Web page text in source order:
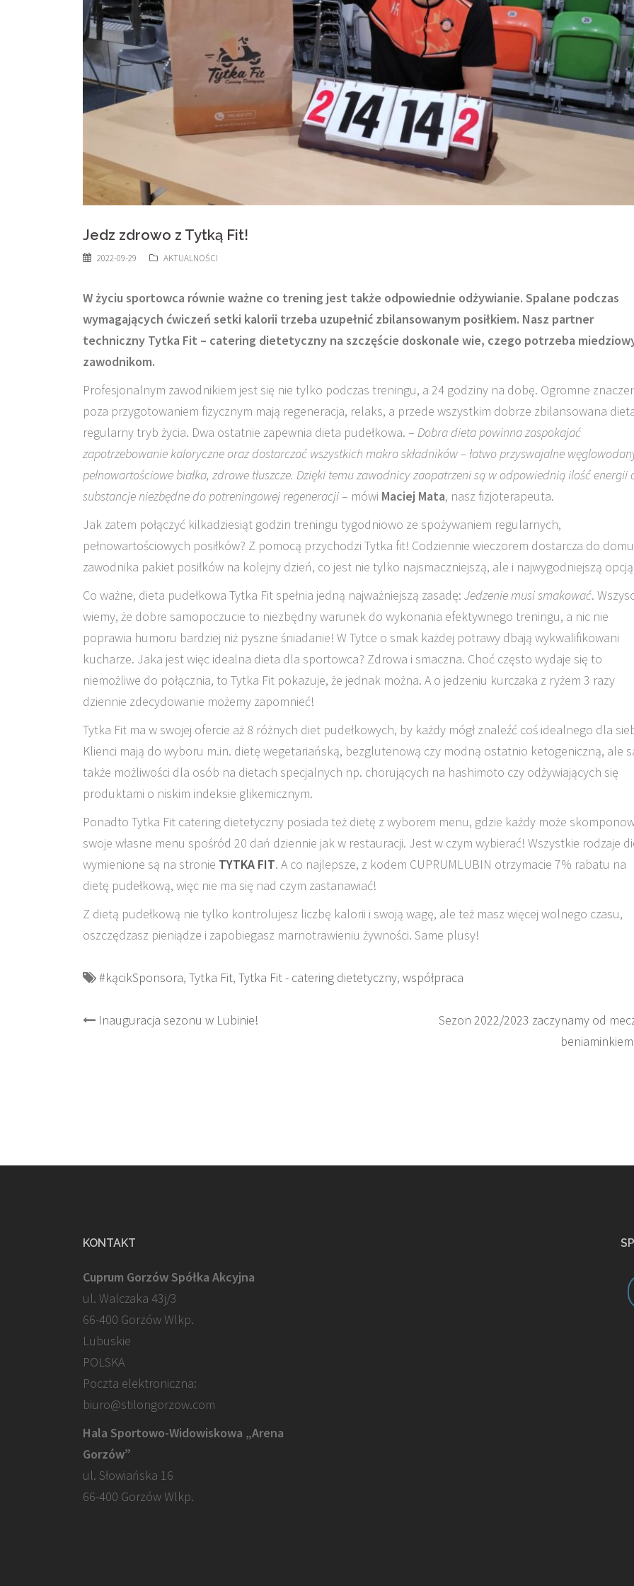
Jedz zdrowo z Tytką Fit!
2022-09-29 AKTUALNOŚCI
W życiu sportowca równie ważne co trening jest także odpowiednie odżywianie. Spalane podczas
wymagających ćwiczeń setki kalorii trzeba uzupełnić zbilansowanym posiłkiem. Nasz partner
techniczny Tytka Fit – catering dietetyczny na szczęście doskonale wie, czego potrzeba
zawodnikom.
Profesjonalnym zawodnikiem jest się nie tylko podczas treningu, a 24 godziny na dobę. Ogromne
poza przygotowaniem fizycznym mają regeneracja, relaks, a przede wszystkim dobrze zbilansowana
regularny tryb życia. Dwa ostatnie zapewnia dieta pudełkowa. – Dobra dieta powinna zaspokajać
zapotrzebowanie kaloryczne oraz dostarczać wszystkich makro składników – łatwo przyswajalne
pełnowartościowe białka, zdrowe tłuszcze. Dzięki temu zawodnicy zaopatrzeni są w odpowiednią ilość energii
substancje niezbędne do potreningowej regeneracji– mówi Maciej Mata, nasz fizjoterapeuta.
Jak zatem połączyć kilkadziesiąt godzin treningu tygodniowo ze spożywaniem regularnych,
pełnowartościowych posiłków? Z pomocą przychodzi Tytka fit! Codziennie wieczorem dostarcza do domu
zawodnika pakiet posiłków na kolejny dzień, co jest nie tylko najsmaczniejszą, ale i najwygodniejszą
Co ważne, dieta pudełkowa Tytka Fit spełnia jedną najważniejszą zasadę: Jedzenie musi smakować.
wiemy, że dobre samopoczucie to niezbędny warunek do wykonania efektywnego treningu, a nic nie
poprawia humoru bardziej niż pyszne śniadanie! W Tytce o smak każdej potrawy dbają wykwalifikowani
kucharze. Jaka jest więc idealna dieta dla sportowca? Zdrowa i smaczna. Choć często wydaje się to
niemożliwe do połącznia, to Tytka Fit pokazuje, że jednak można. A o jedzeniu kurczaka z ryżem 3 razy
dziennie zdecydowanie możemy zapomnieć!
Tytka Fit ma w swojej ofercie aż 8 różnych diet pudełkowych, by każdy mógł znaleźć coś idealnego dla
Klienci mają do wyboru m.in. dietę wegetariańską, bezglutenową czy modną ostatnio ketogeniczną, ale
także możliwości dla osób na dietach specjalnych np. chorujących na hashimoto czy odżywiających się
produktami o niskim indeksie glikemicznym.
Ponadto Tytka Fit catering dietetyczny posiada też dietę z wyborem menu, gdzie każdy może
swoje własne menu spośród 20 dań dziennie jak w restauracji. Jest w czym wybierać! Wszystkie rodzaje
wymienione są na stronie TYTKA FIT. A co najlepsze, z kodem CUPRUMLUBIN otrzymacie 7% rabatu na
dietę pudełkową, więc nie ma się nad czym zastanawiać!
Z dietą pudełkową nie tylko kontrolujesz liczbę kalorii i swoją wagę, ale też masz więcej wolnego czasu,
oszczędzasz pieniądze i zapobiegasz marnotrawieniu żywności. Same plusy!
#kącikSponsora, Tytka Fit, Tytka Fit - catering dietetyczny, współpraca
Post
Inauguracja sezonu w Lubinie!
Sezon 2022/2023 zaczynamy od
KONTAKT
Cuprum Gorzów Spółka Akcyjna
ul. Walczaka 43j/3
66-400 Gorzów Wlkp.
Lubuskie
POLSKA
Poczta elektroniczna:
biuro@stilongorzow.com
Hala Sportowo-Widowiskowa „Arena
Gorzów”
ul. Słowiańska 16
66-400 Gorzów Wlkp.